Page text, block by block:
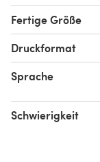
Fertige Größe
Druckformat
Sprache
Schwierigkeit